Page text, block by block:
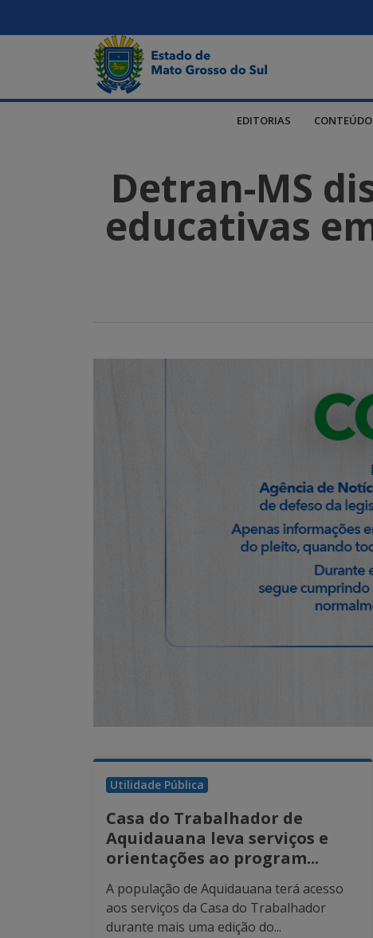
EDITORIAS
Detran-MS
educativas
Utilidade Pública
Casa do Trabalhador de
Aquidauana leva serviços e
orientações ao program...
A população de Aquidauana terá acesso
aos serviços da Casa do Trabalhador
durante mais uma edição do...